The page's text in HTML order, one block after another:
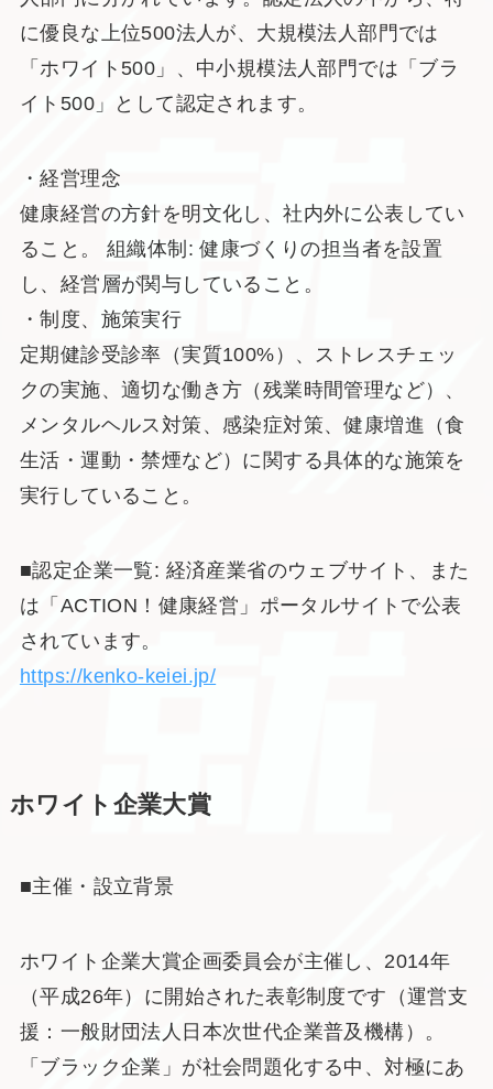
に優良な上位500法人が、大規模法人部門では
「ホワイト500」、中小規模法人部門では「ブラ
イト500」として認定されます。
・経営理念
健康経営の方針を明文化し、社内外に公表してい
ること。 組織体制: 健康づくりの担当者を設置
し、経営層が関与していること。
・制度、施策実行
定期健診受診率（実質100%）、ストレスチェッ
クの実施、適切な働き方（残業時間管理など）、
メンタルヘルス対策、感染症対策、健康増進（食
生活・運動・禁煙など）に関する具体的な施策を
実行していること。
■認定企業一覧: 経済産業省のウェブサイト、また
は「ACTION！健康経営」ポータルサイトで公表
されています。
https://kenko-keiei.jp/
ホワイト企業大賞
■主催・設立背景
ホワイト企業大賞企画委員会が主催し、2014年
（平成26年）に開始された表彰制度です（運営支
援：一般財団法人日本次世代企業普及機構）。
「ブラック企業」が社会問題化する中、対極にあ